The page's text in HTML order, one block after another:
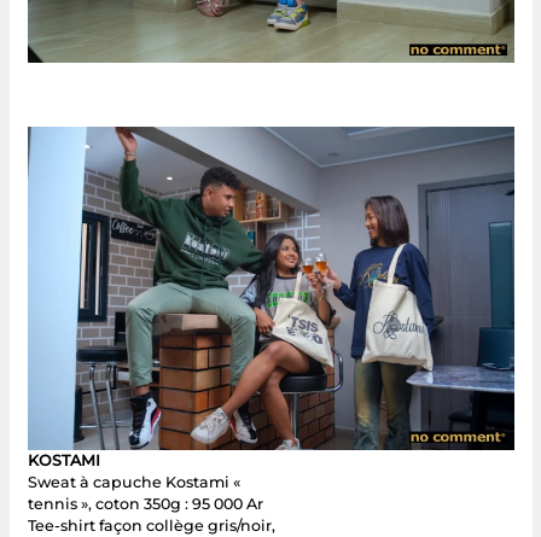
KOSTAMI
Sweat à capuche Kostami «
tennis », coton 350g : 95 000 Ar
Tee-shirt façon collège gris/noir,